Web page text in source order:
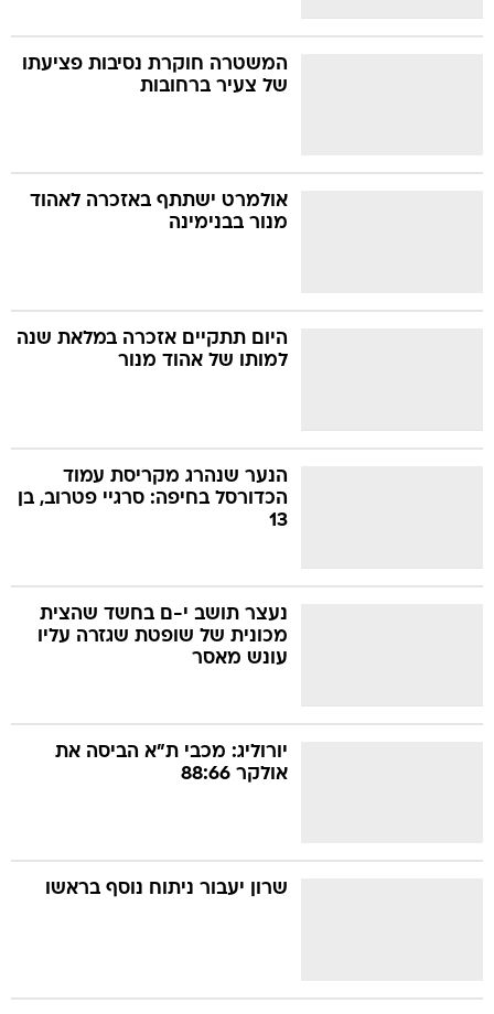
המשטרה חוקרת נסיבות פציעתו
של צעיר ברחובות
אולמרט ישתתף באזכרה לאהוד
מנור בבנימינה
היום תתקיים אזכרה במלאת שנה
למותו של אהוד מנור
הנער שנהרג מקריסת עמוד
הכדורסל בחיפה: סרגיי פטרוב, בן
13
נעצר תושב י-ם בחשד שהצית
מכונית של שופטת שגזרה עליו
עונש מאסר
יורוליג: מכבי ת"א הביסה את
אולקר 88:66
שרון יעבור ניתוח נוסף בראשו